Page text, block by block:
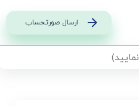
ارسال صورتحساب